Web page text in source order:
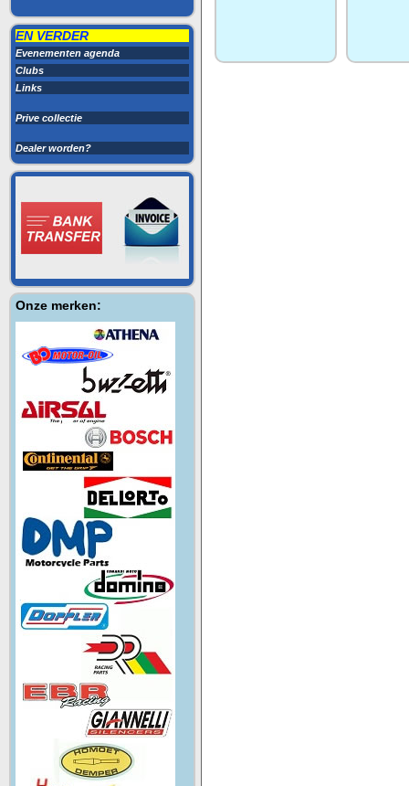
EN VERDER
Evenementen agenda
Clubs
Links
Prive collectie
Dealer worden?
Onze merken: